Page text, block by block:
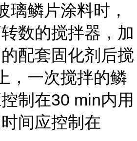
璃鳞片涂料时，
数的搅拌器，加
配套固化剂后搅
，一次搅拌的鳞
制在30 min内用
间应控制在